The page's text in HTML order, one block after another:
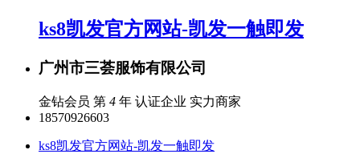
ks8凯发官方网站-凯发一触即发
广州市三荟服饰有限公司
金钻会员 第 4 年 认证企业 实力商家
18570926603
ks8凯发官方网站-凯发一触即发